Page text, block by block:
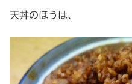
天丼のほうは、